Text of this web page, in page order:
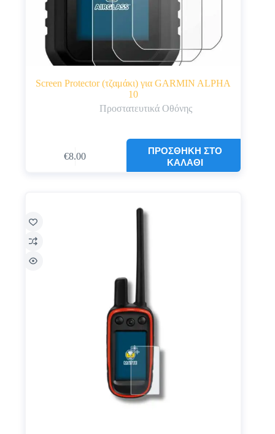
Screen Protector (τζαμάκι) για GARMIN ALPHA
10
Προστατευτικά Οθόνης
€8.00
ΠΡΟΣΘΉΚΗ ΣΤΟ
ΚΑΛΆΘΙ